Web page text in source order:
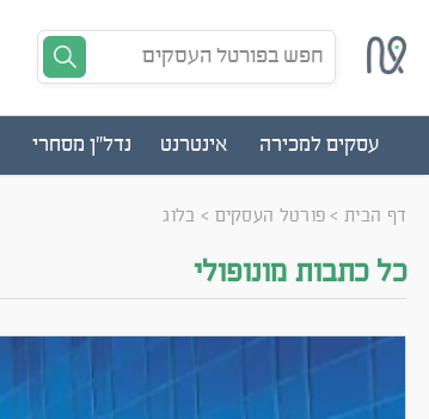
חפש בפורטל העסקים
עסקים למכירה אינטרנט נדל"ן מסחרי
דף הבית> פורטל העסקים > בלוג
כל כתבות מונופולי